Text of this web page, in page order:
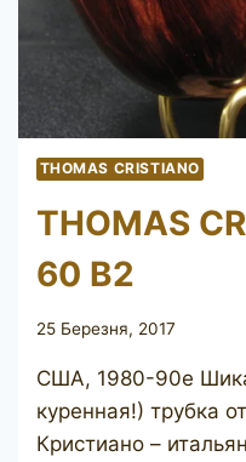
THOMAS CRISTIANO
THOMAS
60 B2
25 Березня, 2017
США, 1980-90е
куренная!) трубка
Кристиано –